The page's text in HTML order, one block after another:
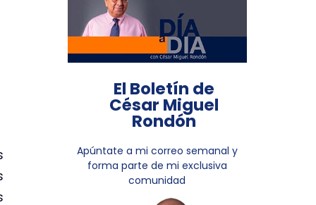
El Boletín de
César Miguel
Rondón
Apúntate a mi correo semanal y
forma parte de mi exclusiva
comunidad